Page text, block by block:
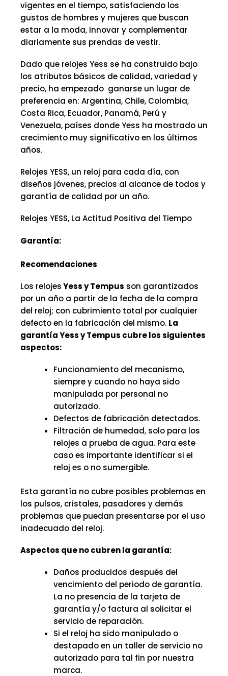
vigentes en el tiempo, satisfaciendo los
gustos de hombres y mujeres que buscan
estar a la moda, innovar y complementar
diariamente sus prendas de vestir.
Dado que relojes Yess se ha construido bajo
los atributos básicos de calidad, variedad y
precio, ha empezado ganarse un lugar de
preferencia en: Argentina, Chile, Colombia,
Costa Rica, Ecuador, Panamá, Perú y
Venezuela, países donde Yess ha mostrado un
crecimiento muy significativo en los últimos
años.
Relojes YESS, un reloj para cada día, con
diseños jóvenes, precios al alcance de todos y
garantía de calidad por un año.
Relojes YESS, La Actitud Positiva del Tiempo
Garantía:
Recomendaciones
Los relojesYess y Tempus son garantizados
por un año a partir de la fecha de la compra
del reloj; con cubrimiento total por cualquier
defecto en la fabricación del mismo. La
garantía Yess y Tempus cubre los siguientes
aspectos:
Funcionamiento del mecanismo,
siempre y cuando no haya sido
manipulada por personal no
autorizado.
Defectos de fabricación detectados.
Filtración de humedad, solo para los
relojes a prueba de agua. Para este
caso es importante identificar si el
reloj es o no sumergible.
Esta garantía no cubre posibles problemas en
los pulsos, cristales, pasadores y demás
problemas que puedan presentarse por el uso
inadecuado del reloj.
Aspectos que no cubren la garantía:
Daños producidos después del
vencimiento del periodo de garantía.
La no presencia de la tarjeta de
garantía y/o factura al solicitar el
servicio de reparación.
Si el reloj ha sido manipulado o
destapado en un taller de servicio no
autorizado para tal fin por nuestra
marca.